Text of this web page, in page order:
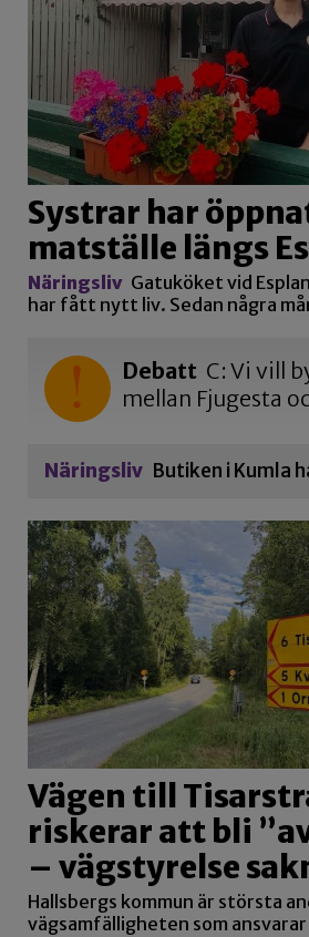
Systrar har
matställe längs
Näringsliv Gatuköket vid
har fått nytt liv. Sedan några
Debatt C: Vi vill
mellan Fjugesta
Näringsliv Butiken i Kumla
Vägen till
riskerar att bli
– vägstyrelse
Hallsbergs kommun är största
vägsamfälligheten som